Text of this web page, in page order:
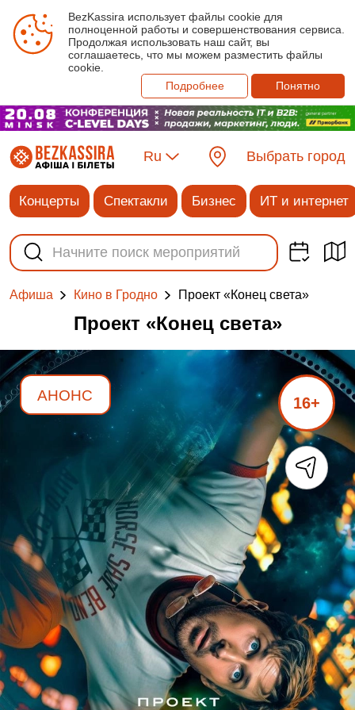
BezKassira использует файлы cookie для
полноценной работы и совершенствования сервиса.
Продолжая использовать наш сайт, вы
соглашаетесь, что мы можем разместить файлы
cookie.
Подробнее
Понятно
Ru Выбрать город
Концерты Спектакли Бизнес ИТ и интернет
Афиша Кино в Гродно Проект «Конец света»
Проект «Конец света»
АНОНС 16+